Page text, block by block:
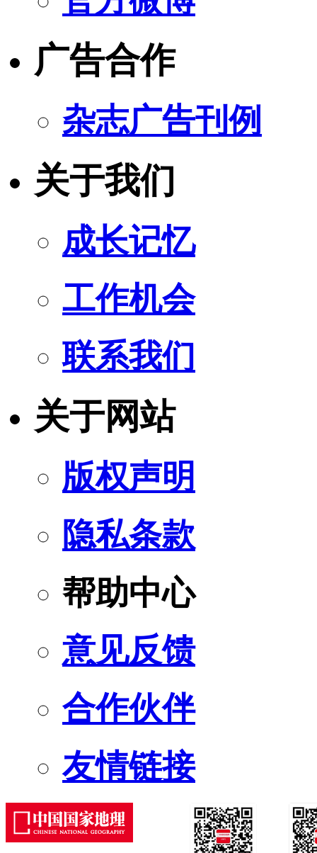
广告合作
杂志广告刊例
关于我们
成长记忆
工作机会
联系我们
关于网站
版权声明
隐私条款
帮助中心
意见反馈
合作伙伴
友情链接